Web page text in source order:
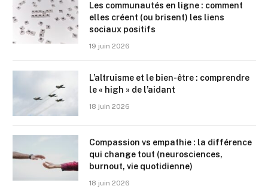
Les communautés en ligne : comment
elles créent (ou brisent) les liens
sociaux positifs
19 juin 2026
L’altruisme et le bien-être : comprendre
le « high » de l’aidant
18 juin 2026
Compassion vs empathie : la différence
qui change tout (neurosciences,
burnout, vie quotidienne)
18 juin 2026